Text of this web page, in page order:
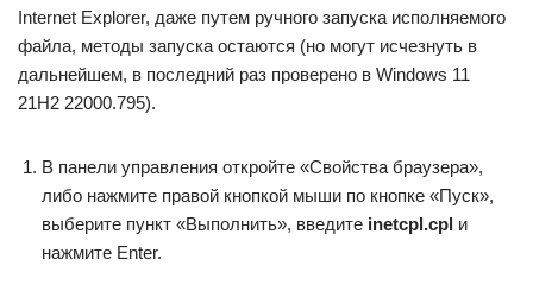
Internet Explorer, даже путем ручного запуска исполняемого
файла, методы запуска остаются (но могут исчезнуть в
дальнейшем, в последний раз проверено в Windows 11
21H2 22000.795).
В панели управления откройте «Свойства браузера»,
либо нажмите правой кнопкой мыши по кнопке «Пуск»,
выберите пункт «Выполнить», введите inetcpl.cpl и
нажмите Enter.